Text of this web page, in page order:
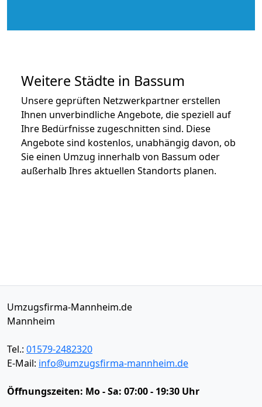
Weitere Städte in Bassum
Unsere geprüften Netzwerkpartner erstellen
Ihnen unverbindliche Angebote, die speziell auf
Ihre Bedürfnisse zugeschnitten sind. Diese
Angebote sind kostenlos, unabhängig davon, ob
Sie einen Umzug innerhalb von Bassum oder
außerhalb Ihres aktuellen Standorts planen.
Umzugsfirma-Mannheim.de
Mannheim
Tel.: 01579-2482320
E-Mail: info@umzugsfirma-mannheim.de
Öffnungszeiten: Mo - Sa: 07:00 - 19:30 Uhr